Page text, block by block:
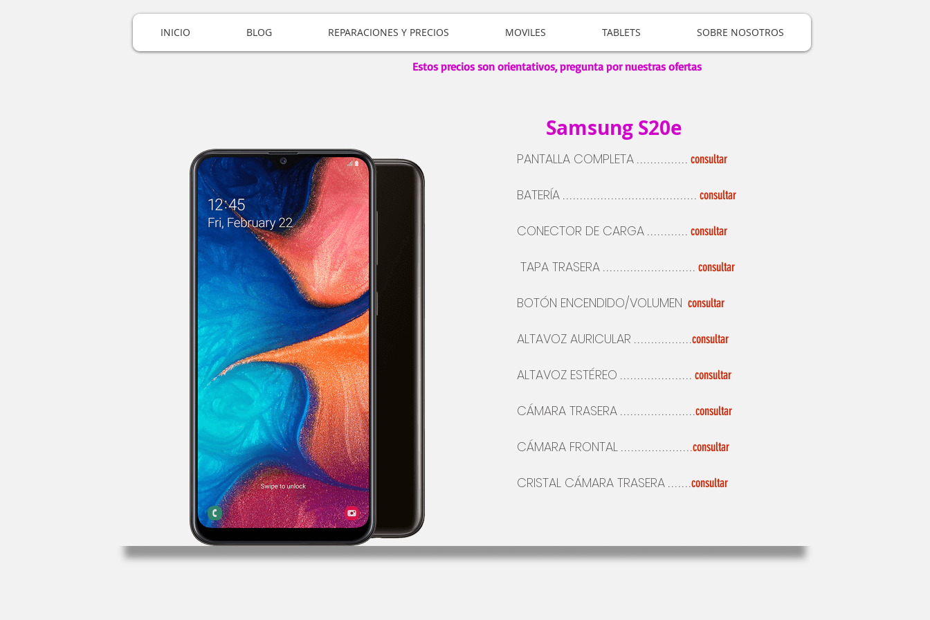
INICIO BLOG REPARACIONES Y PRECIOS MOVILES TABLETS SOBRE NOSOTROS
Samsung S20e
PANTALLA COMPLETA ............... consultar
BATERÍA ....................................... consultar
CONECTOR DE CARGA ............ consultar
TAPA TRASERA ........................... consultar
BOTÓN ENCENDIDO/VOLUMEN consultar
ALTAVOZ AURICULAR .................consultar
ALTAVOZ ESTÉREO ..................... consultar
CÁMARA TRASERA ......................consultar
CÁMARA FRONTAL .....................consultar
CRISTAL CÁMARA TRASERA .......consultar
Estos precios son orientativos, pregunta por nuestras ofertas